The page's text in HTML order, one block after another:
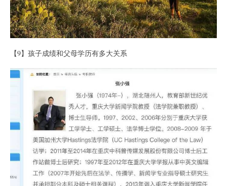
【9】孩子成绩和父母学历有多大关系